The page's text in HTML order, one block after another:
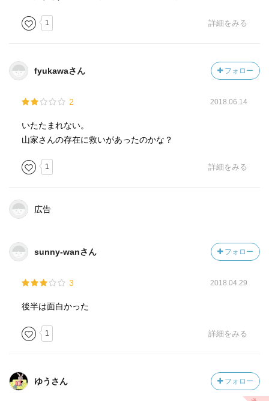
1 詳細をみる
fyukawaさん フォロー
2 2018.06.14
いたたまれない。
山家さんの存在に救いがあったのかな？
1 詳細をみる
広告
sunny-wanさん フォロー
3 2018.04.29
後半は面白かった
1 詳細をみる
ゆうさん フォロー